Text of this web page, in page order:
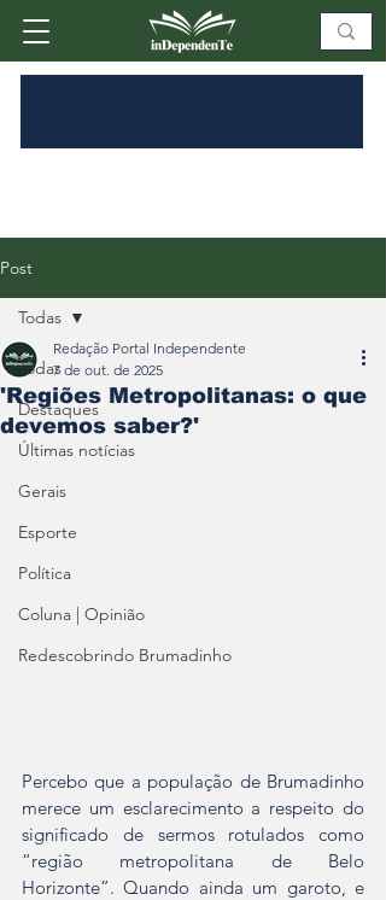
Post
Todas
Destaques
Últimas notícias
Gerais
Esporte
Política
Coluna | Opinião
Redescobrindo Brumadinho
Todas
'Regiões Metropolitanas: o que
devemos saber?'
Redação Portal Independente
7 de out. de 2025
Percebo que a população de Brumadinho
merece um esclarecimento a respeito do
significado de sermos rotulados como
“região metropolitana de Belo
Horizonte”. Quando ainda um garoto, e